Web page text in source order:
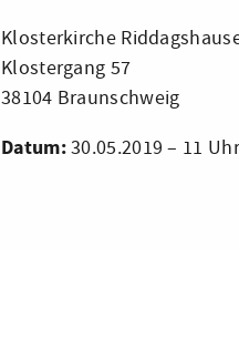
Klosterkirche
Klostergang 57
38104 Braunschweig
Datum:30.05.2019 – 11 Uhr